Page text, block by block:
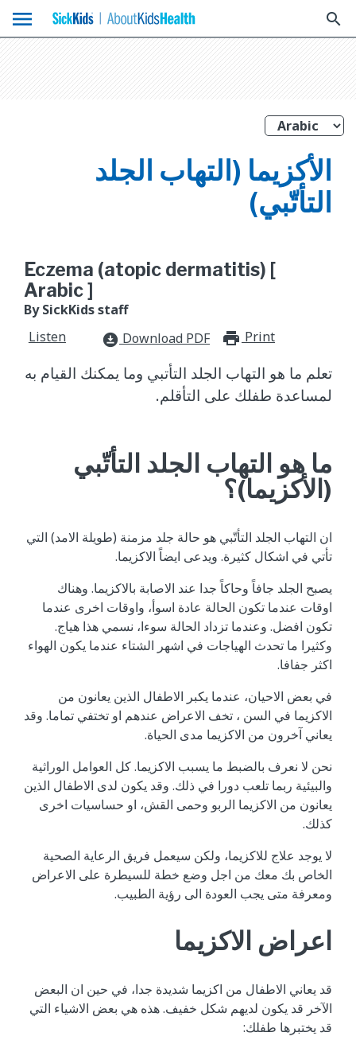
menu search
الأكزيما (التهاب الجلد
التأتّبي)
Eczema (atopic dermatitis) [
Arabic ]
By SickKids staff
Listen
download_for_offline Download PDF Print
تعلم ما هو التهاب الجلد التأتبي وما يمكنك القيام به
لمساعدة طفلك على التأقلم.
ما هو التهاب الجلد التأتّبي
(الأكزيما)؟
ان التهاب الجلد التأتّبي هو حالة جلد مزمنة (طويلة الامد) التي
تأتي في اشكال كثيرة. ويدعى ايضاً الاكزيما.
يصبح الجلد جافاً وحاكاً جدا عند الاصابة بالاكزيما. وهناك
اوقات عندما تكون الحالة عادة اسوأ، واوقات اخرى عندما
تكون افضل. وعندما تزداد الحالة سوءا، نسمي هذا هياج.
وكثيرا ما تحدث الهياجات في اشهر الشتاء عندما يكون الهواء
اكثر جفافا.
في بعض الاحيان، عندما يكبر الاطفال الذين يعانون من
الاكزيما في السن ، تخف الاعراض عندهم او تختفي تماما. وقد
يعاني آخرون من الاكزيما مدى الحياة.
نحن لا نعرف بالضبط ما يسبب الاكزيما. كل العوامل الوراثية
والبيئية ربما تلعب دورا في ذلك. وقد يكون لدى الاطفال الذين
يعانون من الاكزيما الربو وحمى القش، او حساسيات اخرى
كذلك.
لا يوجد علاج للاكزيما، ولكن سيعمل فريق الرعاية الصحية
الخاص بك معك من اجل وضع خطة للسيطرة على الاعراض
ومعرفة متى يجب العودة الى رؤية الطبيب.
اعراض الاكزيما
قد يعاني الاطفال من اكزيما شديدة جدا، في حين ان البعض
الآخر قد يكون لديهم شكل خفيف. هذه هي بعض الاشياء التي
قد يختبرها طفلك: